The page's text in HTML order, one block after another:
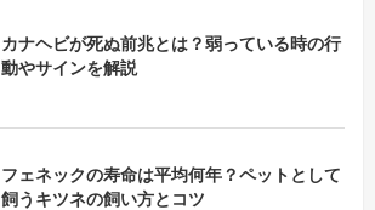
カナヘビが死ぬ前兆とは？弱っている時の行
動やサインを解説
フェネックの寿命は平均何年？ペットとして
飼うキツネの飼い方とコツ